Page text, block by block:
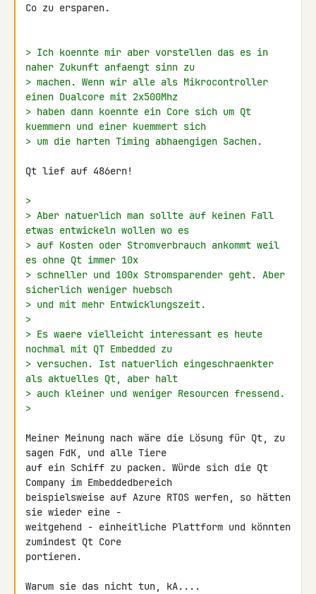
Co zu ersparen.
> Ich koennte mir aber vorstellen das es in
naher Zukunft anfaengt sinn zu
> machen. Wenn wir alle als Mikrocontroller
einen Dualcore mit 2x500Mhz
> haben dann koennte ein Core sich um Qt
kuemmern und einer kuemmert sich
> um die harten Timing abhaengigen Sachen.
Qt lief auf 486ern!
>
> Aber natuerlich man sollte auf keinen Fall
etwas entwickeln wollen wo es
> auf Kosten oder Stromverbrauch ankommt weil
es ohne Qt immer 10x
> schneller und 100x Stromsparender geht. Aber
sicherlich weniger huebsch
> und mit mehr Entwicklungszeit.
>
> Es waere vielleicht interessant es heute
nochmal mit QT Embedded zu
> versuchen. Ist natuerlich eingeschraenkter
als aktuelles Qt, aber halt
> auch kleiner und weniger Resourcen fressend.
>
Meiner Meinung nach wäre die Lösung für Qt, zu
sagen FdK, und alle Tiere
auf ein Schiff zu packen. Würde sich die Qt
Company im Embeddedbereich
beispielsweise auf Azure RTOS werfen, so hätten
sie wieder eine -
weitgehend - einheitliche Plattform und könnten
zumindest Qt Core
portieren.
Warum sie das nicht tun, kA....